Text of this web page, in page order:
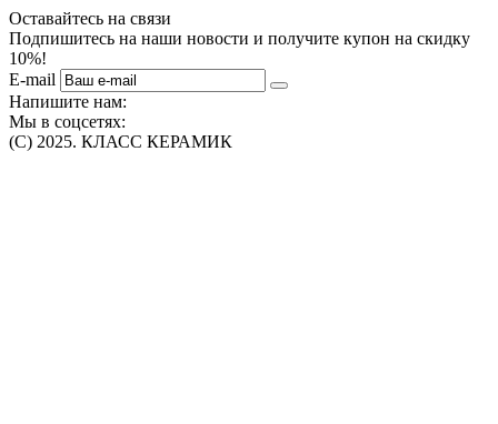
Оставайтесь на связи
Подпишитесь на наши новости и получите купон на скидку
10%!
E-mail
Напишите нам:
Мы в соцсетях:
(C) 2025. КЛАСС КЕРАМИК